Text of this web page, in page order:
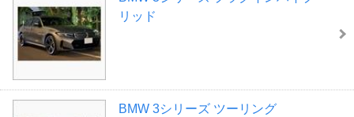
リッド
BMW 3シリーズ ツーリング